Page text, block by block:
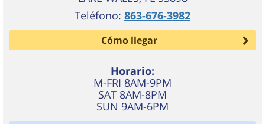
Teléfono: 863-676-3982
Cómo llegar
Horario:
M-FRI 8AM-9PM
SAT 8AM-8PM
SUN 9AM-6PM